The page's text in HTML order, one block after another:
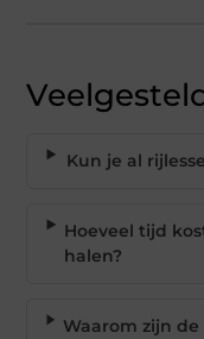
Kun je al
Hoeveel tijd
halen?
Waarom zijn